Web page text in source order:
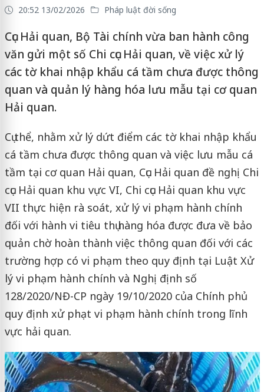
20:52 13/02/2026 Pháp luật đời sống
Cục Hải quan, Bộ Tài chính vừa ban hành công
văn gửi một số Chi cục Hải quan, về việc xử lý
các tờ khai nhập khẩu cá tầm chưa được thông
quan và quản lý hàng hóa lưu mẫu tại cơ quan
Hải quan.
Cụ thể, nhằm xử lý dứt điểm các tờ khai nhập khẩu
cá tầm chưa được thông quan và việc lưu mẫu cá
tầm tại cơ quan Hải quan, Cục Hải quan đề nghị Chi
cục Hải quan khu vực VI, Chi cục Hải quan khu vực
VII thực hiện rà soát, xử lý vi phạm hành chính
đối với hành vi tiêu thụ hàng hóa được đưa về bảo
quản chờ hoàn thành việc thông quan đối với các
trường hợp có vi phạm theo quy định tại Luật Xử
lý vi phạm hành chính và Nghị định số
128/2020/NĐ-CP ngày 19/10/2020 của Chính phủ
quy định xử phạt vi phạm hành chính trong lĩnh
vực hải quan.